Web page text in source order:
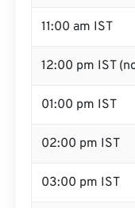
11:00 am IST
12:00 pm IST
01:00 pm IST
02:00 pm IST
03:00 pm IST